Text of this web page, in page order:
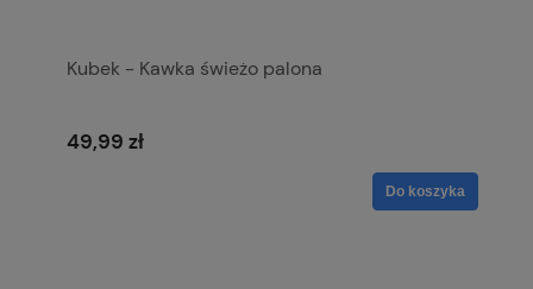
Kubek - Kawka świeżo palona
49,99 zł
Do koszyka